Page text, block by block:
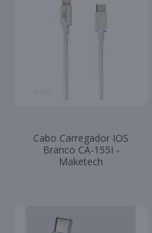
Cabo Carregador IOS
Branco CA-155I -
Maketech